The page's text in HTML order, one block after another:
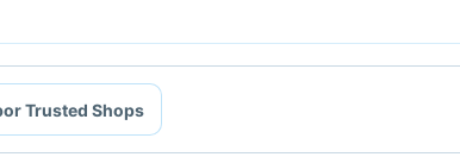
Trusted Shops